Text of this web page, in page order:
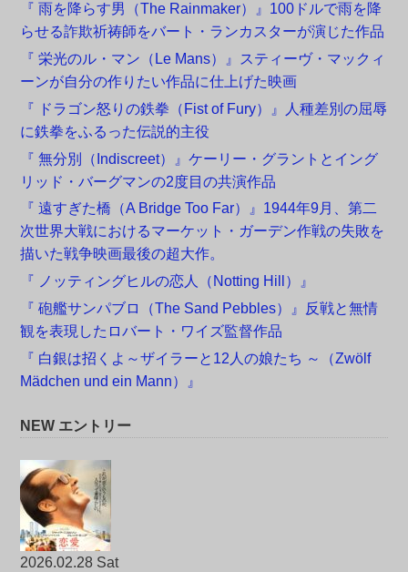
『 雨を降らす男（The Rainmaker）』100ドルで雨を降
らせる詐欺祈祷師をバート・ランカスターが演じた作品
『 栄光のル・マン（Le Mans）』スティーヴ・マックィ
ーンが自分の作りたい作品に仕上げた映画
『 ドラゴン怒りの鉄拳（Fist of Fury）』人種差別の屈辱
に鉄拳をふるった伝説的主役
『 無分別（Indiscreet）』ケーリー・グラントとイング
リッド・バーグマンの2度目の共演作品
『 遠すぎた橋（A Bridge Too Far）』1944年9月、第二
次世界大戦におけるマーケット・ガーデン作戦の失敗を
描いた戦争映画最後の超大作。
『 ノッティングヒルの恋人（Notting Hill）』
『 砲艦サンパブロ（The Sand Pebbles）』反戦と無情
観を表現したロバート・ワイズ監督作品
『 白銀は招くよ～ザイラーと12人の娘たち ～（Zwölf
Mädchen und ein Mann）』
NEW エントリー
2026.02.28 Sat